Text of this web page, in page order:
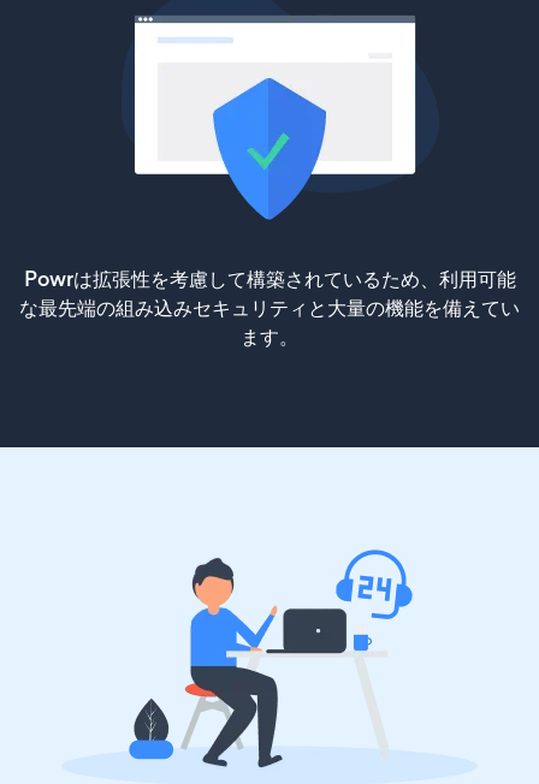
Powrは拡張性を考慮して構築されているため、利用可能
な最先端の組み込みセキュリティと大量の機能を備えてい
ます。